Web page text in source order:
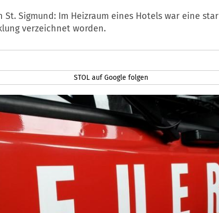
St. Sigmund: Im Heizraum eines Hotels war eine
verzeichnet worden.
STOL auf Google folgen